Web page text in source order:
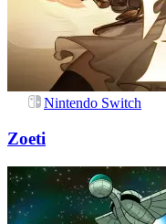
Nintendo Switch
Zoeti